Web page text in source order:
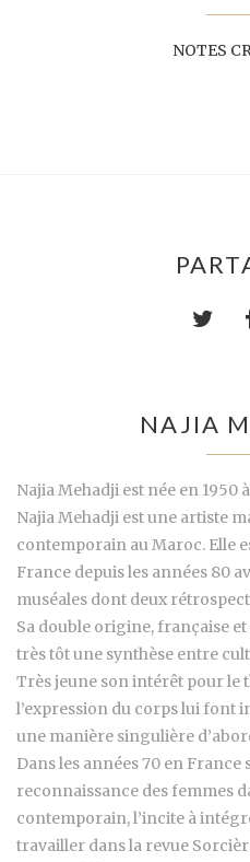
NOTES
NAJIA
Najia Mehadji est née en 1950
Najia Mehadji est une artiste
contemporain au Maroc. Elle
France depuis les années 80
muséales dont deux
Sa double origine, française
très tôt une synthèse entre
Très jeune son intérêt pour le
l’expression du corps lui font
une manière singulière
Dans les années 70 en
reconnaissance des femmes
contemporain, l’incite à
travailler dans la revue